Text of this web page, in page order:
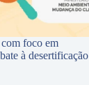
foco em
à desertificação